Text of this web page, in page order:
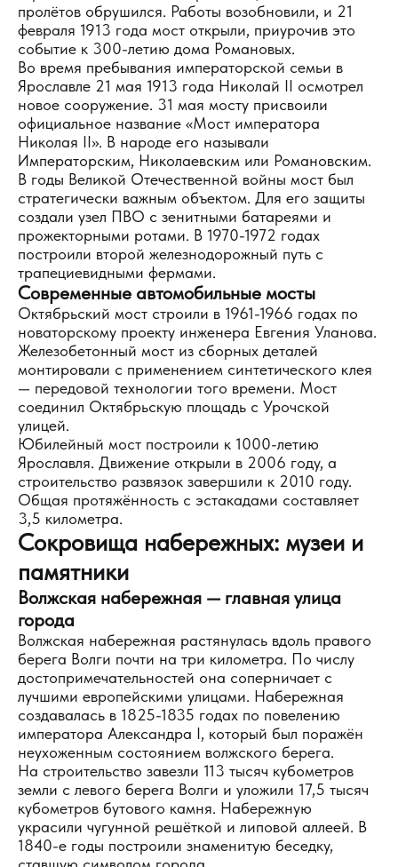
пролётов обрушился. Работы возобновили, и 21
февраля 1913 года мост открыли, приурочив это
событие к 300-летию дома Романовых.
Во время пребывания императорской семьи в
Ярославле 21 мая 1913 года Николай II осмотрел
новое сооружение. 31 мая мосту присвоили
официальное название «Мост императора
Николая II». В народе его называли
Императорским, Николаевским или Романовским.
В годы Великой Отечественной войны мост был
стратегически важным объектом. Для его защиты
создали узел ПВО с зенитными батареями и
прожекторными ротами. В 1970-1972 годах
построили второй железнодорожный путь с
трапециевидными фермами.
Современные автомобильные мосты
Октябрьский мост строили в 1961-1966 годах по
новаторскому проекту инженера Евгения Уланова.
Железобетонный мост из сборных деталей
монтировали с применением синтетического клея
— передовой технологии того времени. Мост
соединил Октябрьскую площадь с Урочской
улицей.
Юбилейный мост построили к 1000-летию
Ярославля. Движение открыли в 2006 году, а
строительство развязок завершили к 2010 году.
Общая протяжённость с эстакадами составляет
3,5 километра.
Сокровища набережных: музеи и
памятники
Волжская набережная — главная улица
города
Волжская набережная растянулась вдоль правого
берега Волги почти на три километра. По числу
достопримечательностей она соперничает с
лучшими европейскими улицами. Набережная
создавалась в 1825-1835 годах по повелению
императора Александра I, который был поражён
неухоженным состоянием волжского берега.
На строительство завезли 113 тысяч кубометров
земли с левого берега Волги и уложили 17,5 тысяч
кубометров бутового камня. Набережную
украсили чугунной решёткой и липовой аллеей. В
1840-е годы построили знаменитую беседку,